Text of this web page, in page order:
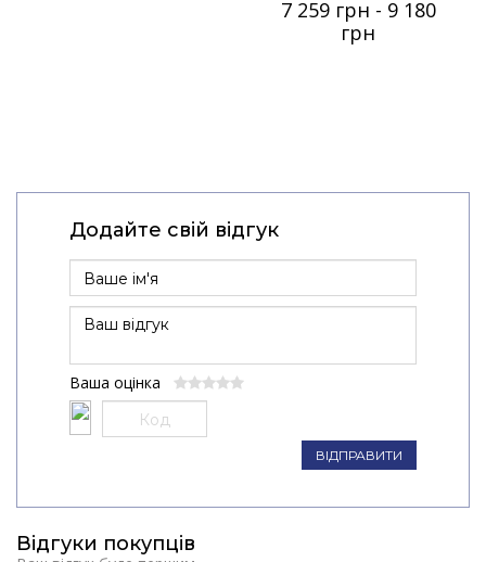
7 259 грн - 9 180
грн
Додайте свій відгук
Ваша оцінка
ВІДПРАВИТИ
Відгуки покупців